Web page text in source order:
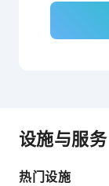
设施与服务
热门设施